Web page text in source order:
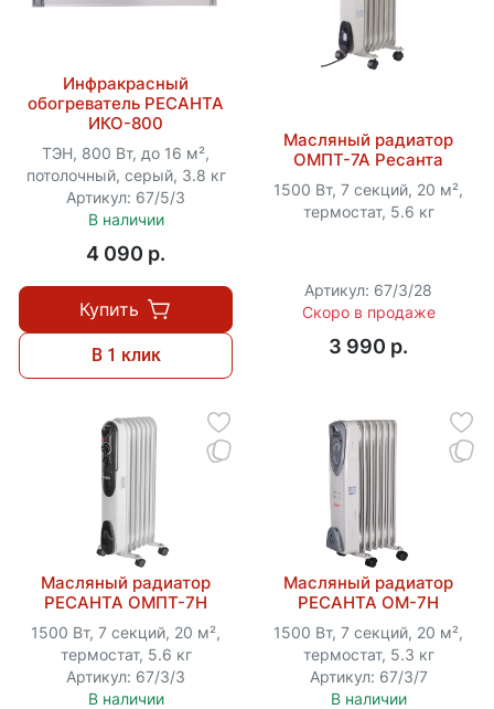
Инфракрасный
обогреватель РЕСАНТА
ИКО-800
ТЭН, 800 Вт, до 16 м²,
потолочный, серый, 3.8 кг
Артикул: 67/5/3
В наличии
4 090 p.
Купить
В 1 клик
Масляный радиатор
ОМПТ-7А Ресанта
1500 Вт, 7 секций, 20 м²,
термостат, 5.6 кг
Артикул: 67/3/28
Скоро в продаже
3 990 p.
Масляный радиатор
РЕСАНТА ОМПТ-7Н
1500 Вт, 7 секций, 20 м²,
термостат, 5.6 кг
Артикул: 67/3/3
В наличии
Масляный радиатор
РЕСАНТА ОМ-7Н
1500 Вт, 7 секций, 20 м²,
термостат, 5.3 кг
Артикул: 67/3/7
В наличии